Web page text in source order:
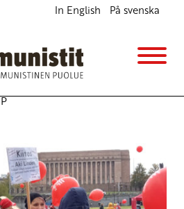
In English På svenska
orjalain
hävittäjät,nato